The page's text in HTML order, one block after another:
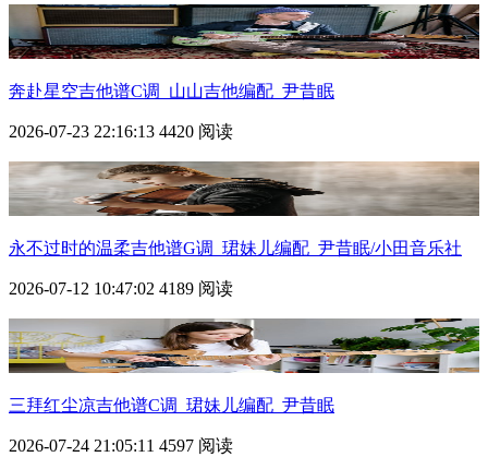
奔赴星空吉他谱C调_山山吉他编配_尹昔眠
2026-07-23 22:16:13 4420 阅读
永不过时的温柔吉他谱G调_珺妹儿编配_尹昔眠/小田音乐社
2026-07-12 10:47:02 4189 阅读
三拜红尘凉吉他谱C调_珺妹儿编配_尹昔眠
2026-07-24 21:05:11 4597 阅读